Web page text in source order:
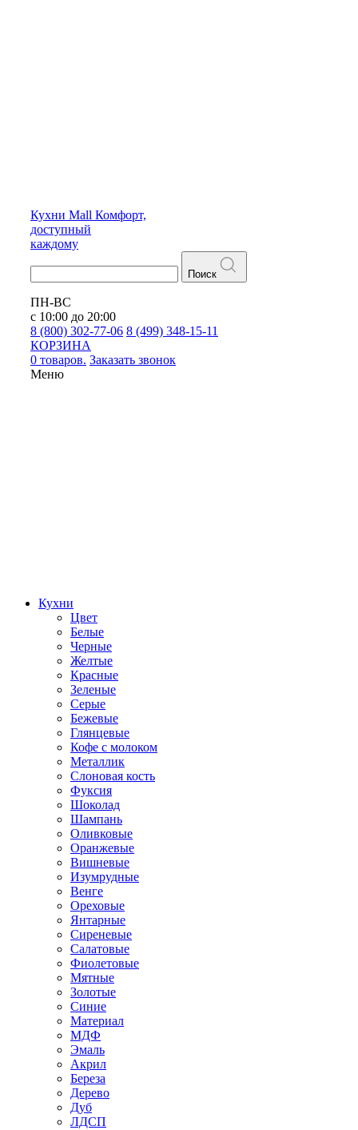
Кухни Mall Комфорт,
доступный
каждому
Поиск
ПН-ВС
с 10:00 до 20:00
8 (800) 302-77-06 8 (499) 348-15-11
КОРЗИНА
0 товаров. Заказать звонок
Меню
Кухни
Цвет
Белые
Черные
Желтые
Красные
Зеленые
Серые
Бежевые
Глянцевые
Кофе с молоком
Металлик
Слоновая кость
Фуксия
Шоколад
Шампань
Оливковые
Оранжевые
Вишневые
Изумрудные
Венге
Ореховые
Янтарные
Сиреневые
Салатовые
Фиолетовые
Мятные
Золотые
Синие
Материал
МДФ
Эмаль
Акрил
Береза
Дерево
Дуб
ЛДСП